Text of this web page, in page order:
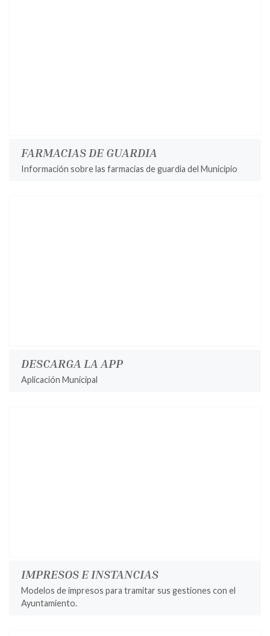
FARMACIAS DE GUARDIA
Información sobre las farmacias de guardia del Municipio
DESCARGA LA APP
Aplicación Municipal
IMPRESOS E INSTANCIAS
Modelos de impresos para tramitar sus gestiones con el
Ayuntamiento.